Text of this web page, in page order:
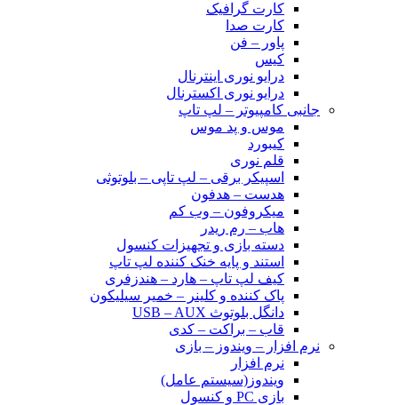
کارت گرافیک
کارت صدا
پاور – فن
کیس
درایو نوری اینترنال
درایو نوری اکسترنال
جانبی کامپیوتر – لپ تاپ
موس و پد موس
کیبورد
قلم نوری
اسپیکر برقی – لپ تاپی – بلوتوثی
هدست – هدفون
میکروفون – وب کم
هاب – رم ریدر
دسته بازی و تجهیزات کنسول
استند و پایه خنک کننده لپ تاپ
کیف لپ تاپ – هارد – هندزفری
پاک کننده و کلینر – خمیر سیلیکون
دانگل بلوتوث USB – AUX
قاب – براکت – کدی
نرم افزار – ویندوز – بازی
نرم افزار
ویندوز(سیستم عامل)
بازی PC و کنسول